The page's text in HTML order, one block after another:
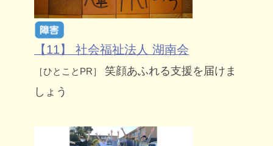
【11】 社会福祉法人 湖南会
［ひとことPR］
笑顔あふれる支援を届けま
しょう